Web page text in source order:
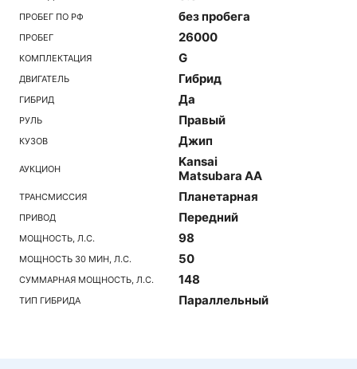
ПРОБЕГ ПО РФ без пробега
ПРОБЕГ 26000
КОМПЛЕКТАЦИЯ G
ДВИГАТЕЛЬ Гибрид
ГИБРИД Да
РУЛЬ Правый
КУЗОВ Джип
АУКЦИОН
Kansai
Matsubara AA
ТРАНСМИССИЯ Планетарная
ПРИВОД Передний
МОЩНОСТЬ, Л.С. 98
МОЩНОСТЬ 30 МИН, Л.С. 50
СУММАРНАЯ МОЩНОСТЬ, Л.С. 148
ТИП ГИБРИДА Параллельный